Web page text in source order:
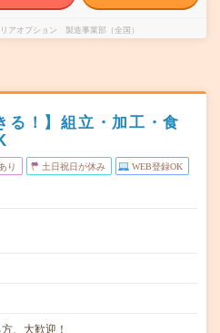
アオプション 製造事業部（全国）
る！】組立・加工・食
り 土日祝日が休み WEB登録OK
、大歓迎！